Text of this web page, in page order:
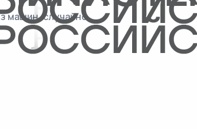
машин, случайно